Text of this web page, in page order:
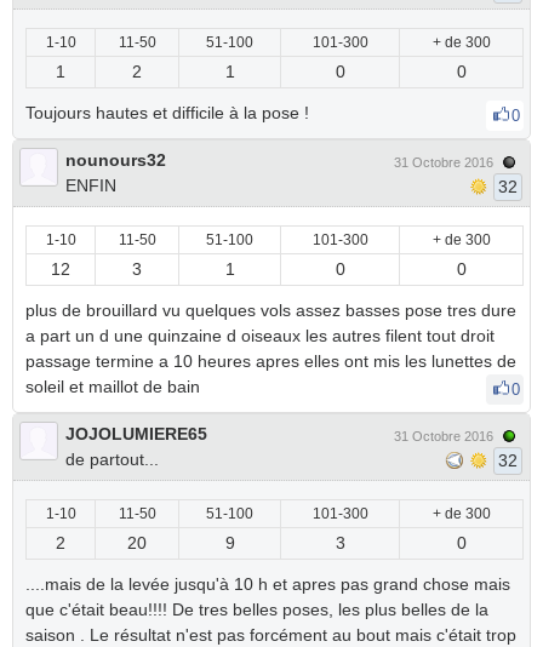
1-10 11-50 51-100 101-300 + de 300
1 2 1 0 0
Toujours hautes et difficile à la pose ! 0
nounours32
ENFIN
31 Octobre 2016
32
1-10 11-50 51-100 101-300 + de 300
12 3 1 0 0
plus de brouillard vu quelques vols assez basses pose tres dure
a part un d une quinzaine d oiseaux les autres filent tout droit
passage termine a 10 heures apres elles ont mis les lunettes de
soleil et maillot de bain
0
JOJOLUMIERE65
de partout...
31 Octobre 2016
32
1-10 11-50 51-100 101-300 + de 300
2 20 9 3 0
....mais de la levée jusqu'à 10 h et apres pas grand chose mais
que c'était beau!!!! De tres belles poses, les plus belles de la
saison . Le résultat n'est pas forcément au bout mais c'était trop